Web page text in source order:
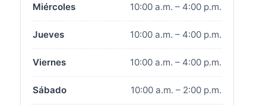
Miércoles 10:00 a.m. – 4:00 p.m.
Jueves 10:00 a.m. – 4:00 p.m.
Viernes 10:00 a.m. – 4:00 p.m.
Sábado 10:00 a.m. – 2:00 p.m.